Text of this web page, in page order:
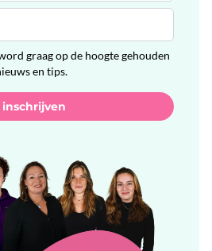
graag op de hoogte gehouden
en tips.